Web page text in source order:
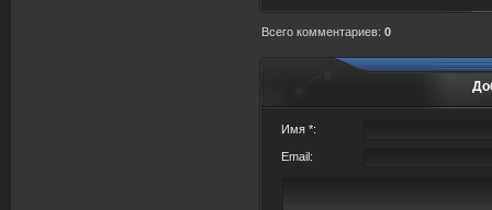
Всего комментариев: 0
Имя *:
Email: